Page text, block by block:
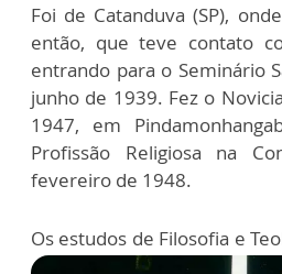
Foi de Catanduva (SP),
então, que teve contato
entrando para o Seminário
junho de 1939. Fez o
1947, em
Profissão Religiosa na
fevereiro de 1948.
Os estudos de Filosofia e